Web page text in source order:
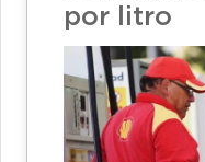
por litro